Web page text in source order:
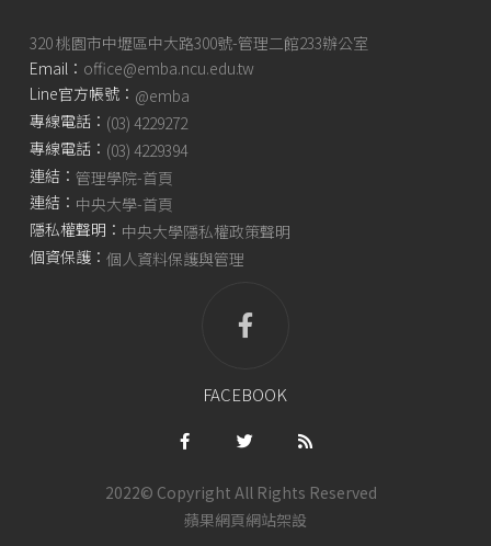
2022© Copyright All Rights Reserved
蘋果網頁網站架設
320 桃園市中壢區中大路300號-管理二館233辦公室
Email： office@emba.ncu.edu.tw
Line官方帳號： @emba
專線電話： (03) 4229272
專線電話： (03) 4229394
連結： 管理學院-首頁
連結： 中央大學-首頁
隱私權聲明： 中央大學隱私權政策聲明
個資保護： 個人資料保護與管理
FACEBOOK